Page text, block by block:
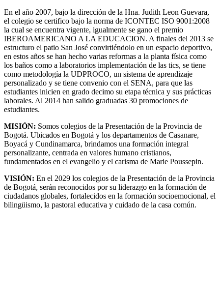
En el año 2007, bajo la dirección de la Hna. Judith Leon Guevara,
el colegio se certifico bajo la norma de ICONTEC ISO 9001:2008
la cual se encuentra vigente, igualmente se gano el premio
IBEROAMERICANO A LA EDUCACION. A finales del 2013 se
estructuro el patio San José convirtiéndolo en un espacio deportivo,
en estos años se han hecho varias reformas a la planta física como
los baños como a laboratorios implementación de las tics, se tiene
como metodología la UDPROCO, un sistema de aprendizaje
personalizado y se tiene convenio con el SENA, para que las
estudiantes inicien en grado decimo su etapa técnica y sus prácticas
laborales. Al 2014 han salido graduadas 30 promociones de
estudiantes.
MISIÓN: Somos colegios de la Presentación de la Provincia de
Bogotá. Ubicados en Bogotá y los departamentos de Casanare,
Boyacá y Cundinamarca, brindamos una formación integral
personalizante, centrada en valores humano cristianos,
fundamentados en el evangelio y el carisma de Marie Poussepin.
VISIÓN: En el 2029 los colegios de la Presentación de la Provincia
de Bogotá, serán reconocidos por su liderazgo en la formación de
ciudadanos globales, fortalecidos en la formación socioemocional, el
bilingüismo, la pastoral educativa y cuidado de la casa común.